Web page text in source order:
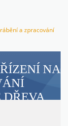
a zpracování
NA
DŘEVA